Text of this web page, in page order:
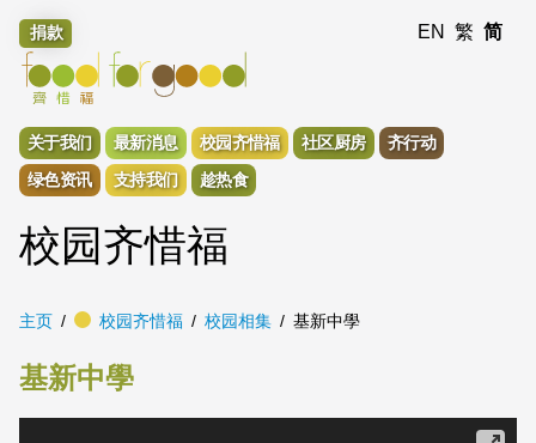
捐款 EN 繁 简
关于我们 最新消息 校园齐惜福 社区厨房
齐行动
绿色资讯
支持我们 趁热食
校园齐惜福
主页 校园齐惜福 校园相集 基新中學
基新中學